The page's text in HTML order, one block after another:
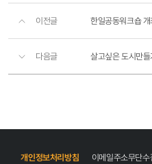
이전글 한일공동워크숍
다음글
개인정보처리방침 이메일주소무단수